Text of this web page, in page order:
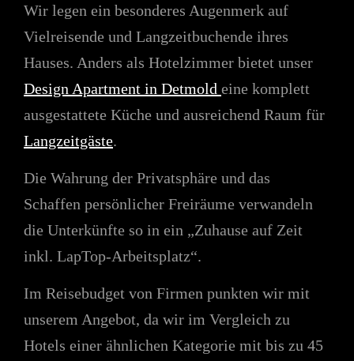
Wir legen ein besonderes Augenmerk auf
Vielreisende und Langzeitbuchende ihres
Hauses. Anders als Hotelzimmer bietet unser
Design Apartment in Detmold eine komplett
ausgestattete Küche und ausreichend Raum für
Langzeitgäste.
Die Wahrung der Privatsphäre und das
Schaffen persönlicher Freiräume verwandeln
die Unterkünfte so in ein „Zuhause auf Zeit
inkl. LapTop-Arbeitsplatz“.
Im Reisebudget von Firmen punkten wir mit
unserem Angebot, da wir im Vergleich zu
Hotels einer ähnlichen Kategorie mit bis zu 45